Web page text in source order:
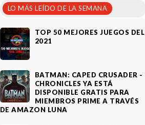
LO MÁS LEÍDO DE LA SEMANA
TOP 50 MEJORES JUEGOS DEL
2021
BATMAN: CAPED CRUSADER -
CHRONICLES YA ESTÁ
DISPONIBLE GRATIS PARA
MIEMBROS PRIME A TRAVÉS
DE AMAZON LUNA